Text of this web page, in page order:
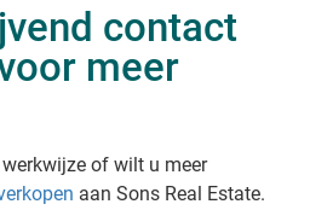
contact
meer
of wilt u meer
aan Sons Real Estate.